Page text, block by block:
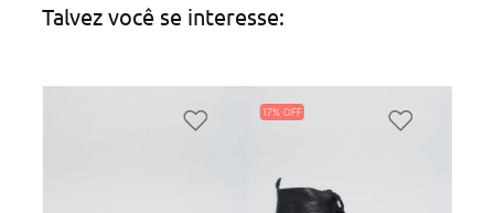
Talvez você se interesse:
17%